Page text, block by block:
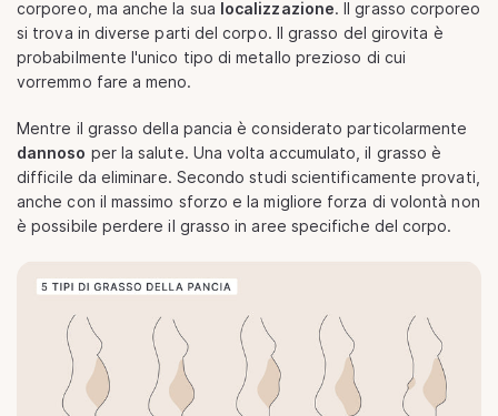
corporeo, ma anche la sua localizzazione. Il grasso corporeo
si trova in diverse parti del corpo. Il grasso del girovita è
probabilmente l'unico tipo di metallo prezioso di cui
vorremmo fare a meno.
Mentre il grasso della pancia è considerato particolarmente
dannoso per la salute. Una volta accumulato, il grasso è
difficile da eliminare. Secondo studi scientificamente provati,
anche con il massimo sforzo e la migliore forza di volontà non
è possibile perdere il grasso in aree specifiche del corpo.